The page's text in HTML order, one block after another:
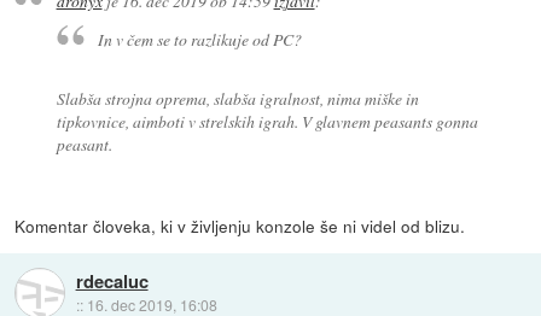
In v čem se to razlikuje od PC?
Slabša strojna oprema, slabša igralnost, nima miške in
tipkovnice, aimboti v strelskih igrah. V glavnem peasants gonna
peasant.
Komentar človeka, ki v življenju konzole še ni videl od blizu.
rdecaluc
:: 16. dec 2019, 16:08